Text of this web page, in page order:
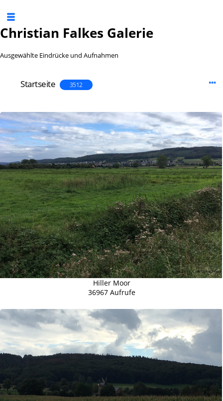
Christian Falkes Galerie
Ausgewählte Eindrücke und Aufnahmen
Startseite 3512
Hiller Moor
36967 Aufrufe